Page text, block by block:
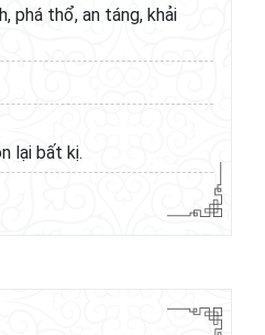
phá thổ, an táng, khải
lại bất kị.